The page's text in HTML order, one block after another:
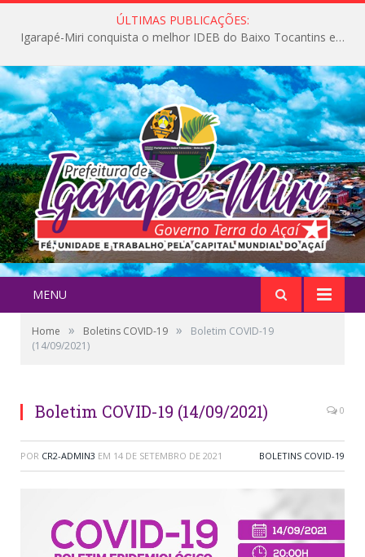
ÚLTIMAS PUBLICAÇÕES:
Igarapé-Miri conquista o melhor IDEB do Baixo Tocantins e avança na qualidade da educação pública
MENU
Home » Boletins COVID-19 »
Boletim COVID-19
(14/09/2021)
Boletim COVID-19 (14/09/2021) 0
POR CR2-ADMIN3 EM 14 DE SETEMBRO DE 2021 BOLETINS COVID-19